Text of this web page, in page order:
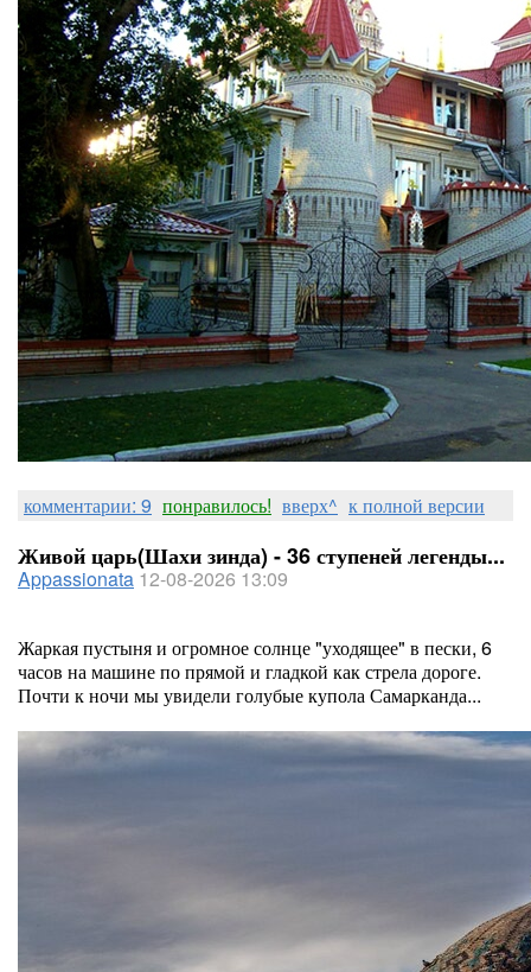
комментарии: 9 понравилось! вверх^ к полной версии
Живой царь(Шахи зинда) - 36 ступеней легенды...
Appassionata 12-08-2026 13:09
Жаркая пустыня и огромное солнце "уходящее" в пески, 6
часов на машине по прямой и гладкой как стрела дороге.
Почти к ночи мы увидели голубые купола Самарканда...